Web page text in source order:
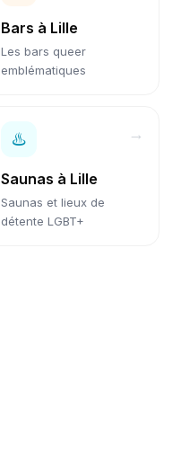
Bars à Lille
Les bars queer
emblématiques
♨️ →
Saunas à Lille
Saunas et lieux de
détente LGBT+